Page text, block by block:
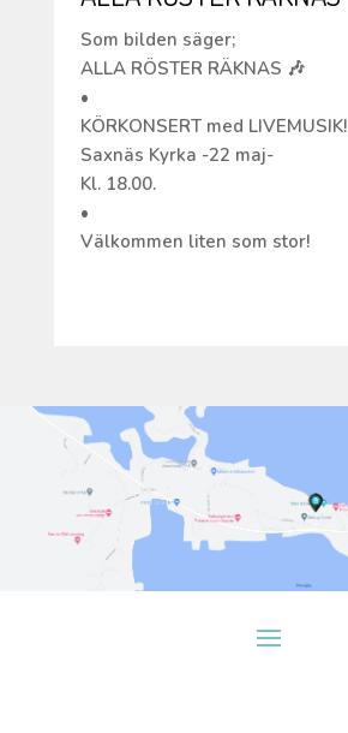
Som bilden säger;
ALLA RÖSTER RÄKNAS 🎶
•
KÖRKONSERT med LIVEMUSIK!
Saxnäs Kyrka -22 maj-
Kl. 18.00.
•
Välkommen liten som stor!